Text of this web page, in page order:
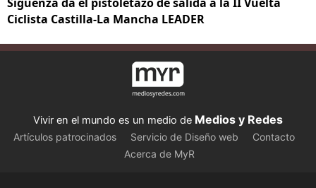
Ciclista Castilla-La Mancha LEADER
Vivir en el mundo es un medio de Medios y Redes
Artículos patrocinados Servicio de Diseño web
Contacto
Acerca de MyR